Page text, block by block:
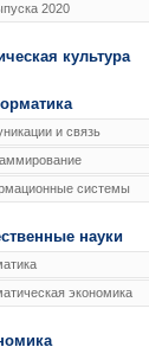
2020
культура
и связь
системы
науки
экономика